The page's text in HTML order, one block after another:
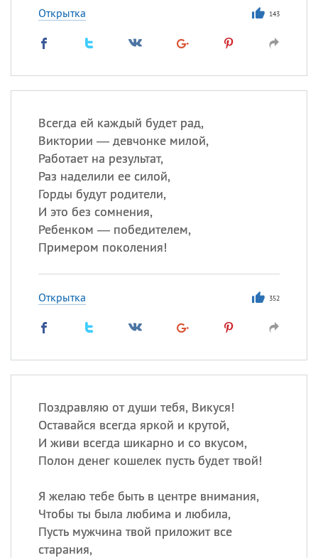
Открытка 143
Всегда ей каждый будет рад,
Виктории — девчонке милой,
Работает на результат,
Раз наделили ее силой,
Горды будут родители,
И это без сомнения,
Ребенком — победителем,
Примером поколения!
Открытка 352
Поздравляю от души тебя, Викуся!
Оставайся всегда яркой и крутой,
И живи всегда шикарно и со вкусом,
Полон денег кошелек пусть будет твой!
Я желаю тебе быть в центре внимания,
Чтобы ты была любима и любила,
Пусть мужчина твой приложит все
старания,